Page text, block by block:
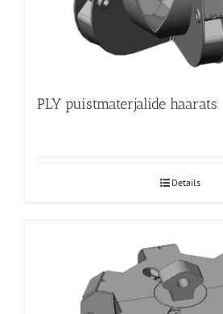
PLY puistmaterjalide haarats
Details